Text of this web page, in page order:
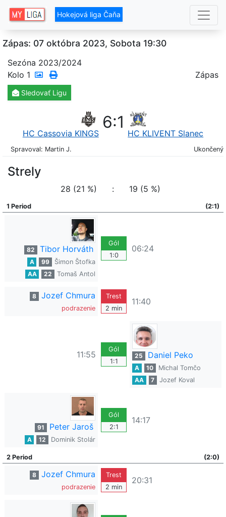
Hokejová liga Čaňa
Zápas: 07 októbra 2023, Sobota 19:30
Sezóna 2023/2024
Kolo 1 Zápas
Sledovať Ligu
HC Cassovia KINGS
6:1
HC KLIVENT Slanec
Spravoval: Martin J. Ukončený
Strely
28 (21 %) : 19 (5 %)
1 Period (2:1)
82 Tibor Horváth
A 99
Šimon Štofka
AA
22 Tomaš Antol
Gól
1:0
06:24
8 Jozef Chmura
podrazenie
Trest
2 min
11:40
11:55
Gól
1:1
25 Daniel Peko
A 10
Michal Tomčo
AA
7 Jozef Koval
91 Peter Jaroš
A 12 Dominik Stolár
Gól
2:1
14:17
2 Period (2:0)
8 Jozef Chmura
podrazenie
Trest
2 min
20:31